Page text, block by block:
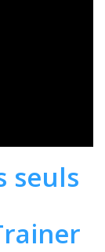
seuls